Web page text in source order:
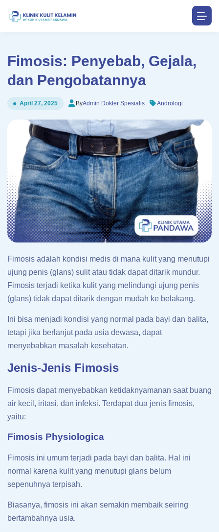
Fimosis: Penyebab, Gejala,
dan Pengobatannya
April 27, 2025 ByAdmin Dokter Spesialis Andrologi
Fimosis adalah kondisi medis di mana kulit yang menutupi
ujung penis (glans) sulit atau tidak dapat ditarik mundur.
Fimosis terjadi ketika kulit yang melindungi ujung penis
(glans) tidak dapat ditarik dengan mudah ke belakang.
Ini bisa menjadi kondisi yang normal pada bayi dan balita,
tetapi jika berlanjut pada usia dewasa, dapat
menyebabkan masalah kesehatan.
Jenis-Jenis Fimosis
Fimosis dapat menyebabkan ketidaknyamanan saat buang
air kecil, iritasi, dan infeksi. Terdapat dua jenis fimosis,
yaitu:
Fimosis Physiologica
Fimosis ini umum terjadi pada bayi dan balita. Hal ini
normal karena kulit yang menutupi glans belum
sepenuhnya terpisah.
Biasanya, fimosis ini akan semakin membaik seiring
bertambahnya usia.